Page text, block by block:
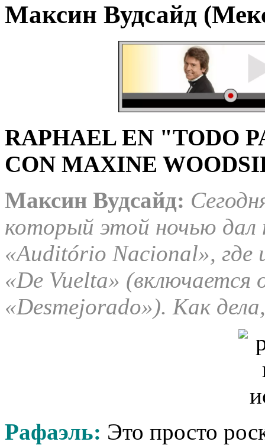
Максин Вудсайд
RAPHAEL EN "TODO
CON MAXINE
Максин Вудсайд:
который этой ночью дал
«Auditório Nacional», где
«De Vuelta» (включается
«Desmejorado»). Как
Рафаэль: Это просто